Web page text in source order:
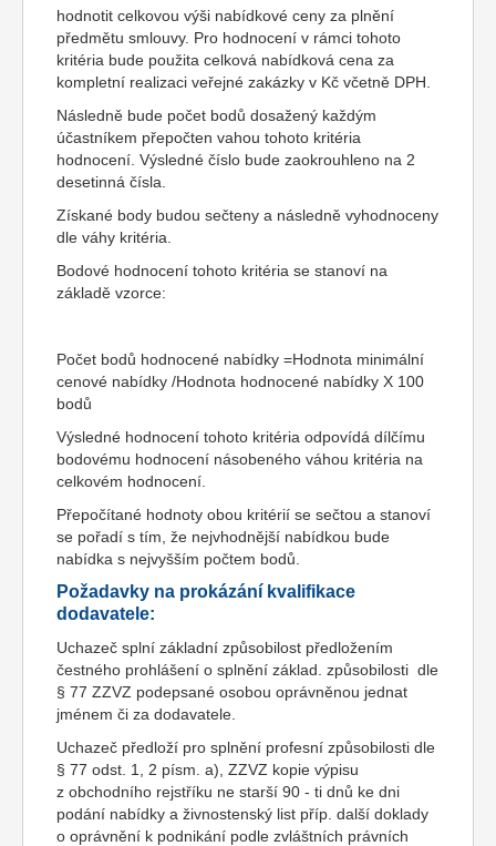
hodnotit celkovou výši nabídkové ceny za plnění
předmětu smlouvy. Pro hodnocení v rámci tohoto
kritéria bude použita celková nabídková cena za
kompletní realizaci veřejné zakázky v Kč včetně DPH.
Následně bude počet bodů dosažený každým
účastníkem přepočten vahou tohoto kritéria
hodnocení. Výsledné číslo bude zaokrouhleno na 2
desetinná čísla.
Získané body budou sečteny a následně vyhodnoceny
dle váhy kritéria.
Bodové hodnocení tohoto kritéria se stanoví na
základě vzorce:
Počet bodů hodnocené nabídky =Hodnota minimální
cenové nabídky /Hodnota hodnocené nabídky X 100
bodů
Výsledné hodnocení tohoto kritéria odpovídá dílčímu
bodovému hodnocení násobeného váhou kritéria na
celkovém hodnocení.
Přepočítané hodnoty obou kritérií se sečtou a stanoví
se pořadí s tím, že nejvhodnější nabídkou bude
nabídka s nejvyšším počtem bodů.
Požadavky na prokázání kvalifikace
dodavatele:
Uchazeč splní základní způsobilost předložením
čestného prohlášení o splnění základ. způsobilosti dle
§ 77 ZZVZ podepsané osobou oprávněnou jednat
jménem či za dodavatele.
Uchazeč předloží pro splnění profesní způsobilosti dle
§ 77 odst. 1, 2 písm. a), ZZVZ kopie výpisu
z obchodního rejstříku ne starší 90 - ti dnů ke dni
podání nabídky a živnostenský list příp. další doklady
o oprávnění k podnikání podle zvláštních právních